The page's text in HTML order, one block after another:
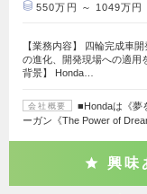
550万円 ～ 1049万円
【業務内容】 四輪完成車
の進化、開発現場への適用
背景】 Honda…
会社概要
■Hondaは《夢
ーガン《The Power of
興味